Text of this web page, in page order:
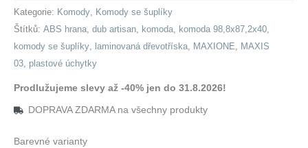
Kategorie: Komody, Komody se šuplíky
Štítků: ABS hrana, dub artisan, komoda, komoda 98,8x87,2x40,
komody se šuplíky, laminovaná dřevotříska, MAXIONE, MAXIS
03, plastové úchytky
Prodlužujeme slevy až -40% jen do 31.8.2026!
DOPRAVA ZDARMA na všechny produkty
Barevné varianty